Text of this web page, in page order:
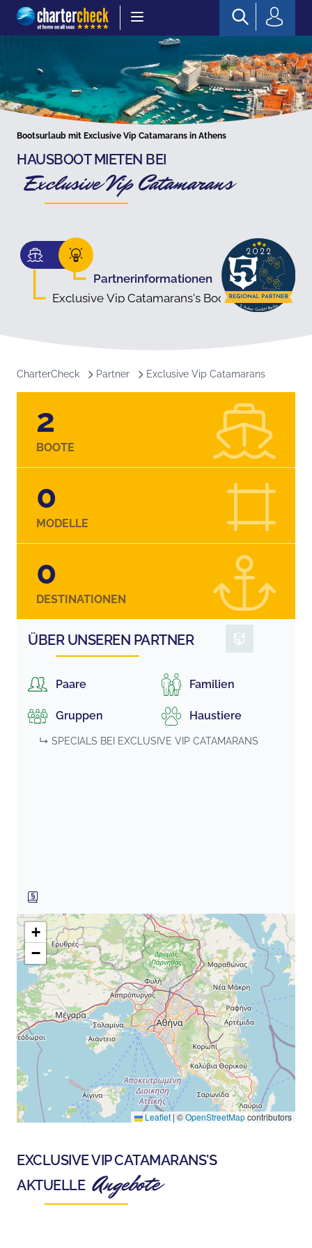
Chartercheck
Bootsurlaub mit Exclusive Vip Catamarans in Athens
HAUSBOOT MIETEN BEI
Exclusive Vip Catamarans
Partnerinformationen
Exclusive Vip Catamarans's Boote
CharterCheck Partner Exclusive Vip Catamarans
2
BOOTE
0
MODELLE
0
DESTINATIONEN
ÜBER UNSEREN PARTNER
Paare Familien
Gruppen Haustiere
↳ SPECIALS BEI EXCLUSIVE VIP CATAMARANS
+
−
Leaflet | ©OpenStreetMapcontributors
EXCLUSIVE VIP CATAMARANS'S
AKTUELLE Angebote